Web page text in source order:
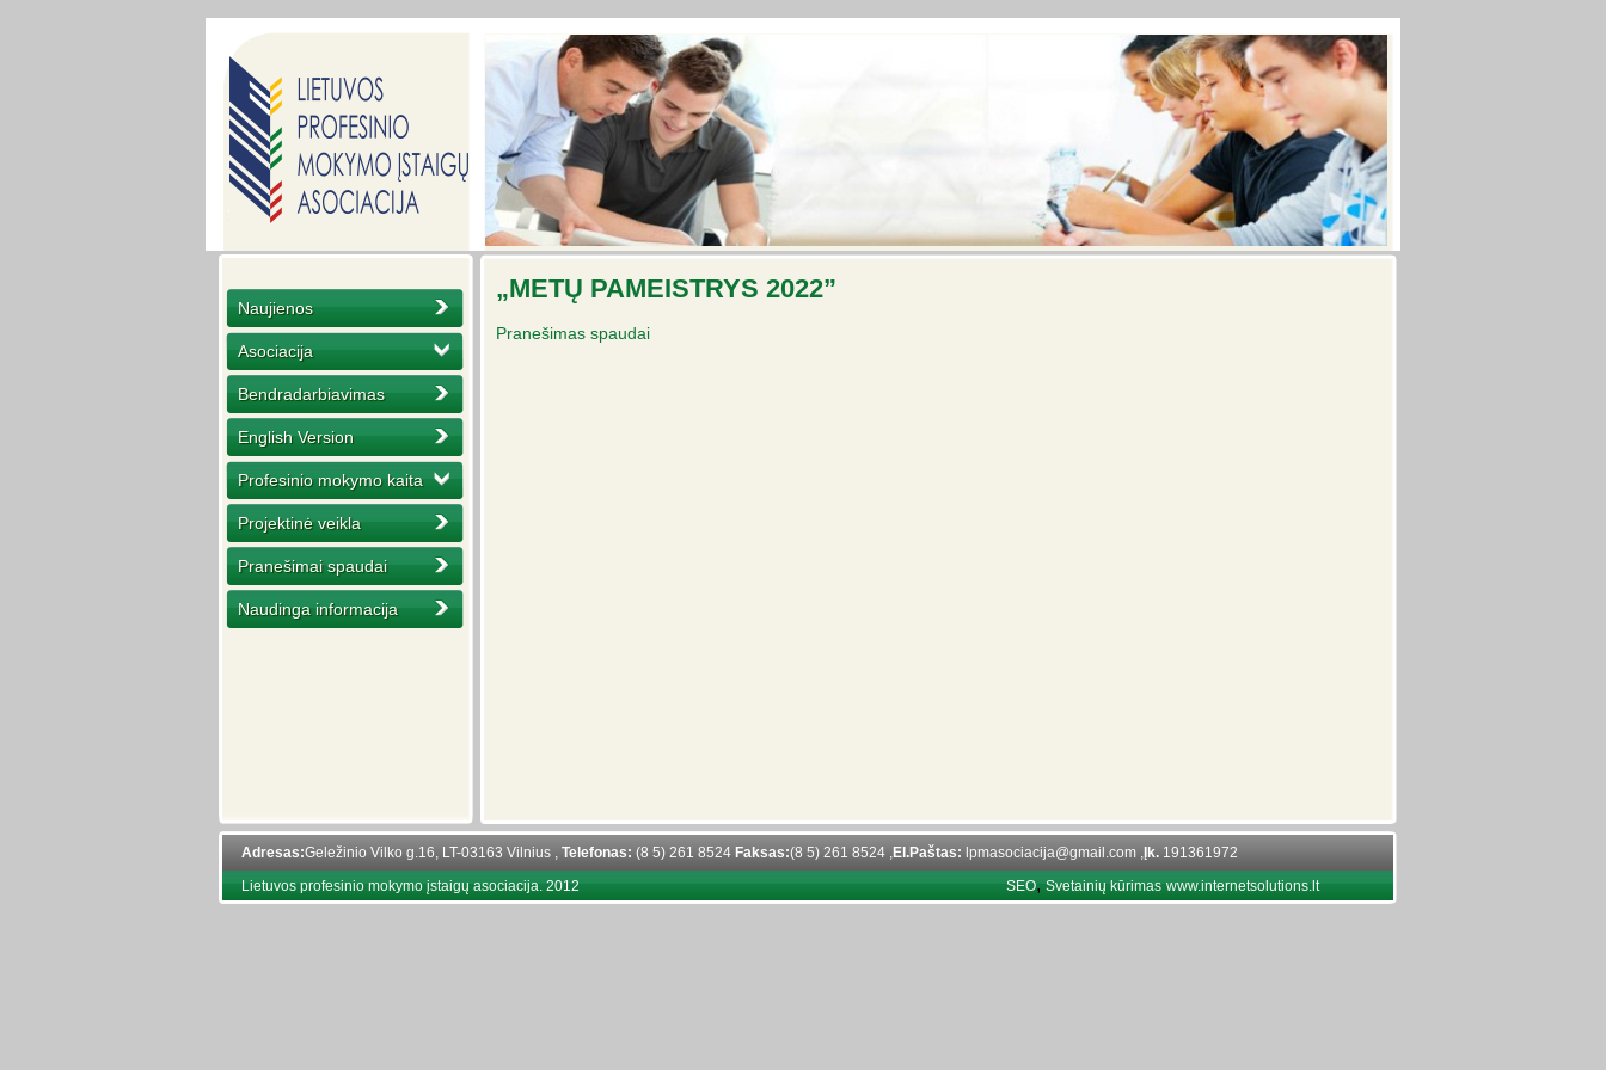
„METŲ PAMEISTRYS 2022”
Pranešimas spaudai
Naujienos
Asociacija
Bendradarbiavimas
English Version
Profesinio mokymo kaita
Projektinė veikla
Pranešimai spaudai
Naudinga informacija
Adresas:Geležinio Vilko g.16, LT-03163 Vilnius , Telefonas: (8 5) 261 8524 Faksas:(8 5) 261 8524 ,El.Paštas: lpmasociacija@gmail.com , Įk. 191361972
Lietuvos profesinio mokymo įstaigų asociacija. 2012
SEO,Svetainių kūrimas www.internetsolutions.lt
RSS,